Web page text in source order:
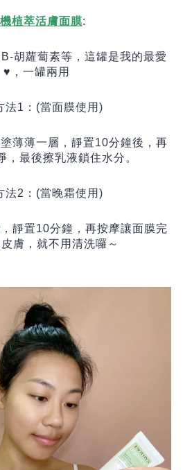
植萃活膚面膜:
B-胡蘿蔔素等，這罐是我的最愛
♥️ ，一罐兩用
法1️ ： (當面膜使用 )
薄薄一層，靜置10分鐘後，再
，最後擦乳液鎖住水分。
法2️ ： (當晚霜使用 )
靜置10分鐘，再按摩讓面膜完
膚，就不用清洗囉～